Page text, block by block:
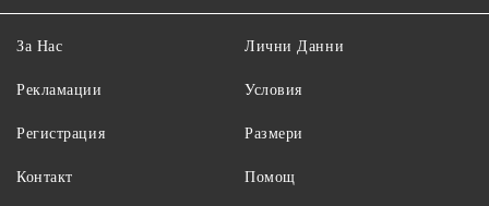
За Нас
Рекламации
Регистрация
Контакт
Лични Данни
Условия
Размери
Помощ